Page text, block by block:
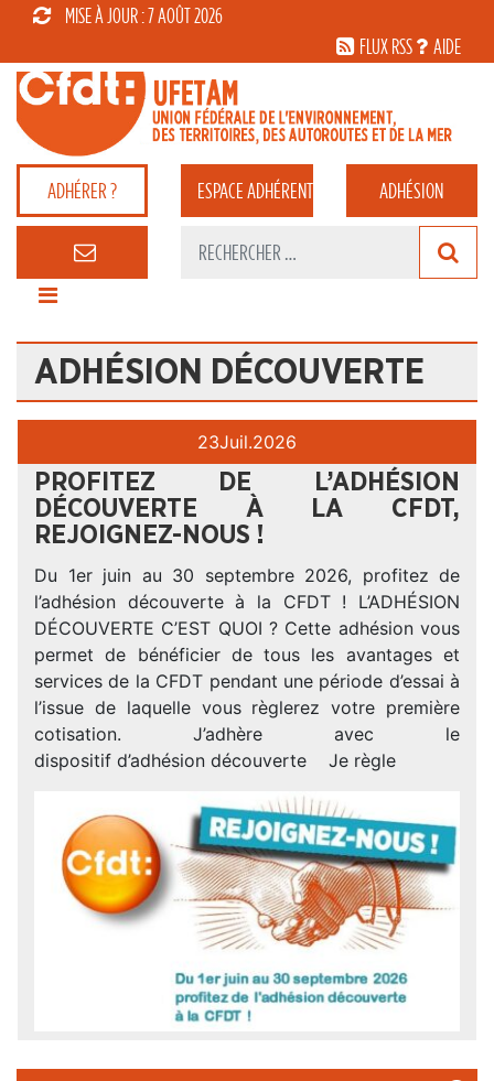
MISE À JOUR : 7 AOÛT 2026
FLUX RSS
AIDE
ADHÉRER ? ESPACEADHÉRENT ADHÉSION
ADHÉSION DÉCOUVERTE
23Juil.2026
PROFITEZ DE L’ADHÉSION
DÉCOUVERTE À LA CFDT,
REJOIGNEZ-NOUS !
Du 1er juin au 30 septembre 2026, profitez de
l’adhésion découverte à la CFDT ! L’ADHÉSION
DÉCOUVERTE C’EST QUOI ? Cette adhésion vous
permet de bénéficier de tous les avantages et
services de la CFDT pendant une période d’essai à
l’issue de laquelle vous règlerez votre première
cotisation. J’adhère avec le
dispositif d’adhésion découverte Je règle